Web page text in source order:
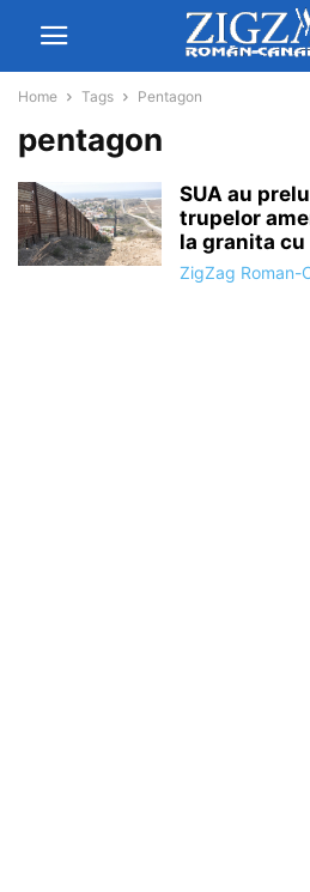
Home Tags Pentagon
pentagon
SUA au
trupelor
la granita
ZigZag Roman-